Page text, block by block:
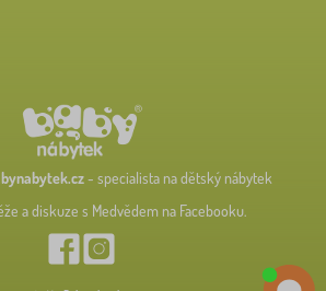
- specialista na dětský nábytek
a diskuze s Medvědem na Facebooku.